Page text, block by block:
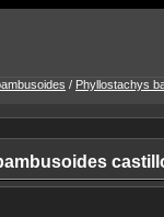
/ Phyllostachys